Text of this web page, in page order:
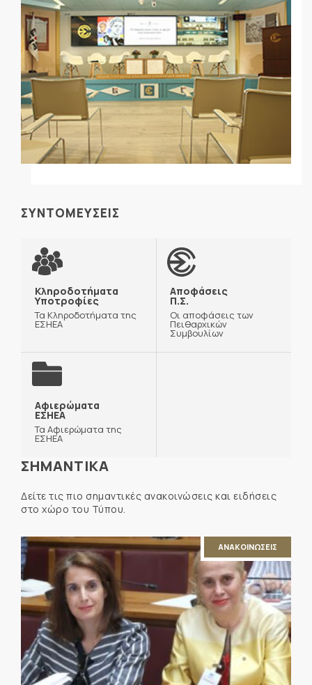
ΣΥΝΤΟΜΕΥΣΕΙΣ
Κληροδοτήματα
Υποτροφίες
Τα Κληροδοτήματα της
ΕΣΗΕΑ
Αποφάσεις
Π.Σ.
Οι αποφάσεις των
Πειθαρχικών
Συμβουλίων
Αφιερώματα
ΕΣΗΕΑ
Τα Αφιερώματα της
ΕΣΗΕΑ
ΣΗΜΑΝΤΙΚΑ
Δείτε τις πιο σημαντικές ανακοινώσεις και ειδήσεις
στο χώρο του Τύπου.
ΑΝΑΚΟΙΝΩΣΕΙΣ